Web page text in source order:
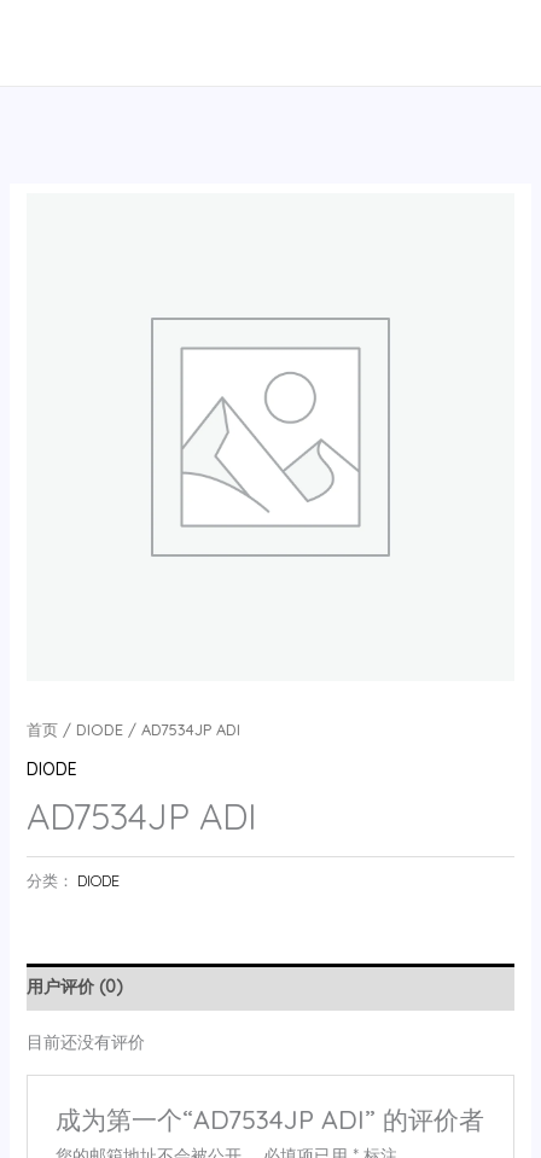
首页/ DIODE/ AD7534JP ADI
DIODE
AD7534JP ADI
分类： DIODE
用户评价 (0)
目前还没有评价
成为第一个“AD7534JP ADI” 的评价者